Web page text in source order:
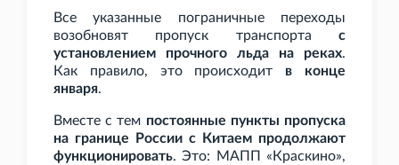
Все указанные пограничные переходы
возобновят пропуск транспорта с
установлением прочного льда на реках.
Как правило, это происходит в конце
января.
Вместе с тем постоянные пункты пропуска
на границе России с Китаем продолжают
функционировать. Это: МАПП «Краскино»,